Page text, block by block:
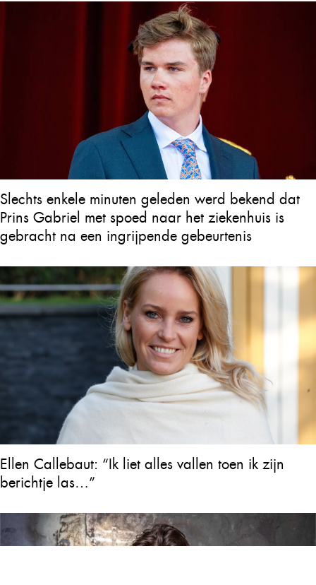
Slechts enkele minuten geleden werd bekend dat
Prins Gabriel met spoed naar het ziekenhuis is
gebracht na een ingrijpende gebeurtenis
Ellen Callebaut: “Ik liet alles vallen toen ik zijn
berichtje las…”